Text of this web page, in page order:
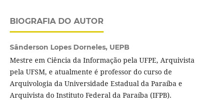
BIOGRAFIA DO AUTOR
Sânderson Lopes Dorneles, UEPB
Mestre em Ciência da Informação pela UFPE, Arquivista
pela UFSM, e atualmente é professor do curso de
Arquivologia da Universidade Estadual da Paraíba e
Arquivista do Instituto Federal da Paraíba (IFPB).